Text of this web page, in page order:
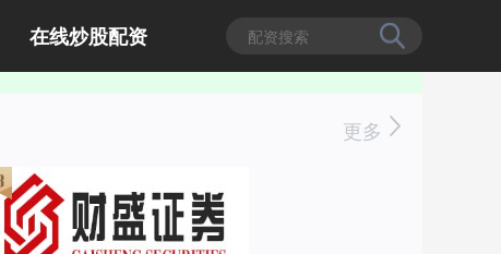
在线炒股配资
更多